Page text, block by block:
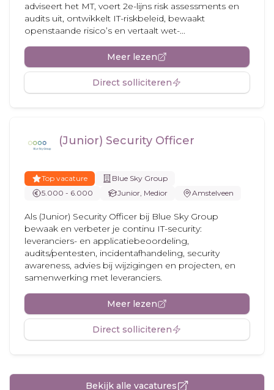
adviseert het MT, voert 2e-lijns risk assessments en
audits uit, ontwikkelt IT-riskbeleid, bewaakt
openstaande risico’s en vertaalt wet-...
Meer lezen
Direct solliciteren
(Junior) Security Officer
Top vacature
Blue Sky Group
5.000 - 6.000
Junior, Medior Amstelveen
Als (Junior) Security Officer bij Blue Sky Group
bewaak en verbeter je continu IT-security:
leveranciers- en applicatiebeoordeling,
audits/pentesten, incidentafhandeling, security
awareness, advies bij wijzigingen en projecten, en
samenwerking met leveranciers.
Meer lezen
Direct solliciteren
Bekijk alle vacatures